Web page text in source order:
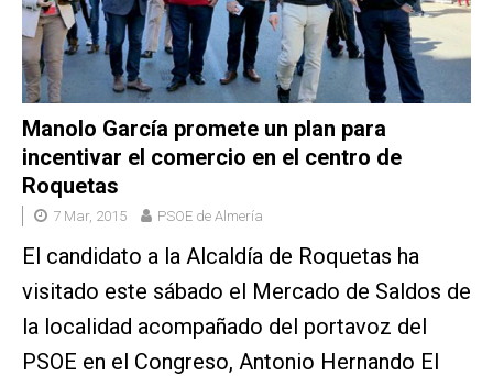
Manolo García promete un plan para
incentivar el comercio en el centro de
Roquetas
7 Mar, 2015 PSOE de Almería
El candidato a la Alcaldía de Roquetas ha
visitado este sábado el Mercado de Saldos de
la localidad acompañado del portavoz del
PSOE en el Congreso, Antonio Hernando El